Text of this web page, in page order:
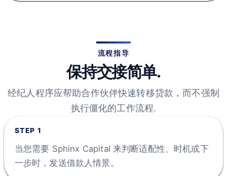
流程指导
保持交接简单.
经纪人程序应帮助合作伙伴快速转移贷款，而不强制
执行僵化的工作流程.
STEP1
当您需要 Sphinx Capital 来判断适配性、时机或下
一步时，发送借款人情景。